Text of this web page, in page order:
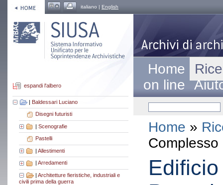
italiano | English
espandi l'albero
| Baldessari Luciano
Disegni futuristi
| Scenografie
Pastelli
| Allestimenti
Arredamenti
| Architetture fieristiche, industriali e
civili prima della guerra
Home
on line
Home »